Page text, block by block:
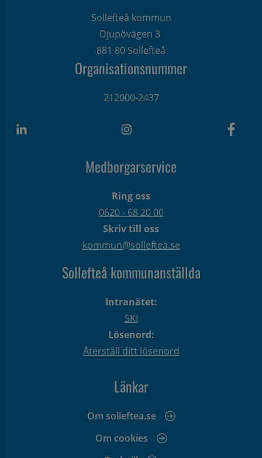
Sollefteå kommun
Djupövägen 3
881 80 Sollefteå
Organisationsnummer
212000-2437
Medborgarservice
Ring oss
0620 - 68 20 00
Skriv till oss
kommun@solleftea.se
Sollefteå kommunanställda
Intranätet:
SKI
Lösenord:
Återställ ditt lösenord
Länkar
Om solleftea.se
Om cookies